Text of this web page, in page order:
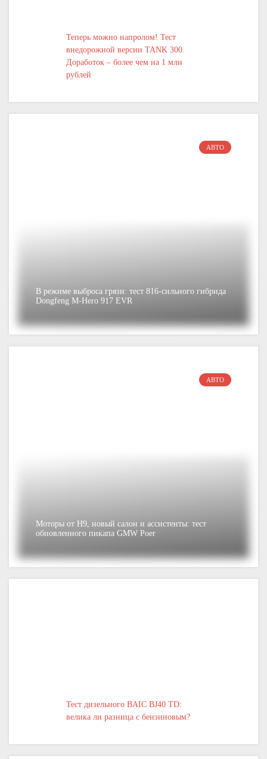
Теперь можно напролом! Тест
внедорожной версии TANK 300.
Доработок – более чем на 1 млн
рублей
АВТО
В режиме выброса грязи: тест 816-сильного гибрида
Dongfeng M-Hero 917 EVR
АВТО
Моторы от H9, новый салон и ассистенты: тест
обновленного пикапа GMW Poer
Тест дизельного BAIC BJ40 TD:
велика ли разница с бензиновым?